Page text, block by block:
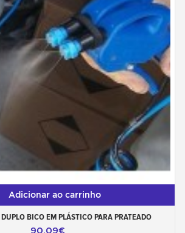
Adicionar ao carrinho
BICO EM PLÁSTICO PARA PRATEADO
90,09€